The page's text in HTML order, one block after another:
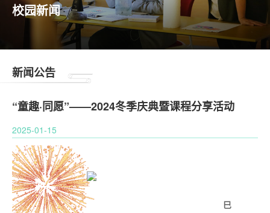
校园新闻
新闻公告
“童趣·同愿”——2024冬季庆典暨课程分享活动
2025-01-15
巳